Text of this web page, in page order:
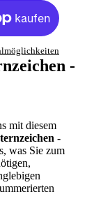
-
mit diesem
-
was Sie zum